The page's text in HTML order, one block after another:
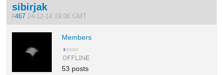
sibirjak
#467 24-12-14 19:06 GMT
Members
53 posts